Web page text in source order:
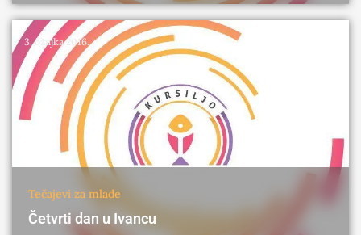
3. ožujka 2016.
Tečajevi za mlade
Četvrti dan u Ivancu